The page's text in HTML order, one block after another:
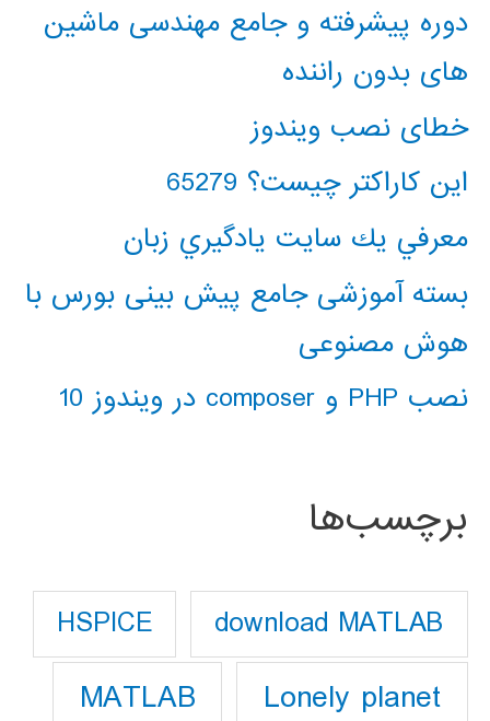
دوره پیشرفته و جامع مهندسی ماشین
های بدون راننده
خطای نصب ویندوز
این کاراکتر چیست؟ 65279
معرفي يك سايت يادگيري زبان
بسته آموزشی جامع پیش بینی بورس با
هوش مصنوعی
نصب PHP و composer در ویندوز 10
برچسب‌ها
download MATLAB
HSPICE
Lonely planet
MATLAB